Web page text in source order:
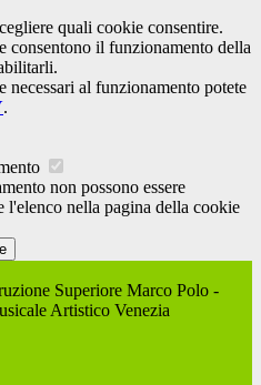
quali cookie consentire.
consentono il funzionamento della
necessari al funzionamento potete
.
non possono essere
l'elenco nella pagina della cookie
Superiore Marco Polo -
Artistico Venezia